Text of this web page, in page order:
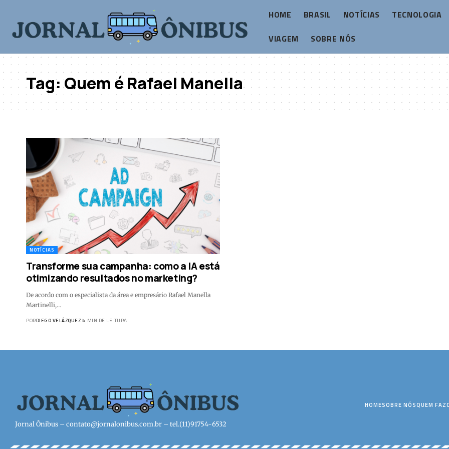
HOME BRASIL NOTÍCIAS
TECNOLOGIA
VIAGEM
SOBRE NÓS
Tag:Quem é Rafael Manella
NOTÍCIAS
Transforme sua campanha: como a IA está
otimizando resultados no marketing?
De acordo com o especialista da área e empresário Rafael Manella
Martinelli,…
PORDIEGO VELÁZQUEZ 4 MIN DE LEITURA
Jornal Ônibus – contato@jornalonibus.com.br – tel.(11)91754-6532
HOMESOBRE NÓSQUEM FAZ